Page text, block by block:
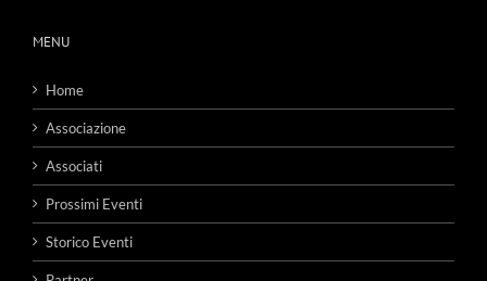
MENU
Home
Associazione
Associati
Prossimi Eventi
Storico Eventi